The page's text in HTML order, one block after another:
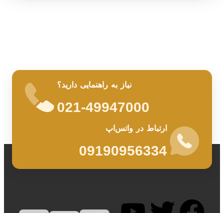
نیاز به راهنمایی دارید؟
021-49947000
ارتباط در واتس‌اپ
09190956334